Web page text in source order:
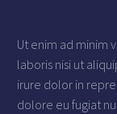
Ut enim ad minim
laboris nisi ut
irure dolor in
dolore eu fugiat